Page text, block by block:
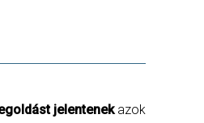
jelentenekazok